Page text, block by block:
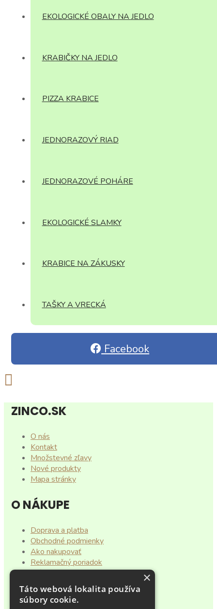
EKOLOGICKÉ OBALY NA JEDLO
KRABIČKY NA JEDLO
PIZZA KRABICE
JEDNORAZOVÝ RIAD
JEDNORAZOVÉ POHÁRE
EKOLOGICKÉ SLAMKY
KRABICE NA ZÁKUSKY
TAŠKY A VRECKÁ
Facebook
ZINCO.SK
O nás
Kontakt
Množstevné zľavy
Nové produkty
Mapa stránky
O NÁKUPE
Doprava a platba
Obchodné podmienky
Ako nakupovať
Reklamačný poriadok
Vrátenie tovaru
Spracovanie osobných údajov
×
Táto webová lokalita používa
súbory cookie.